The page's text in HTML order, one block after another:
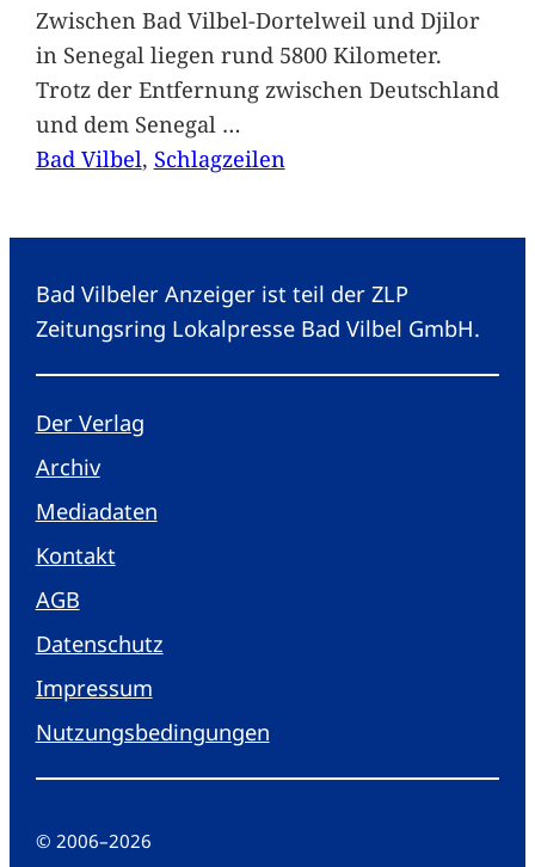
Zwischen Bad Vilbel-Dortelweil und Djilor
in Senegal liegen rund 5800 Kilometer.
Trotz der Entfernung zwischen Deutschland
und dem Senegal …
Bad Vilbel, Schlagzeilen
Bad Vilbeler Anzeiger ist teil der ZLP
Zeitungsring Lokalpresse Bad Vilbel GmbH.
Der Verlag
Archiv
Mediadaten
Kontakt
AGB
Datenschutz
Impressum
Nutzungsbedingungen
© 2006–2026